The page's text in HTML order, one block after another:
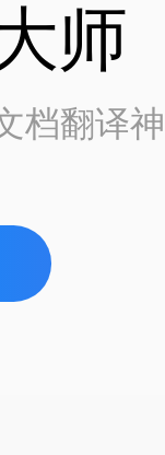
师
档翻译神